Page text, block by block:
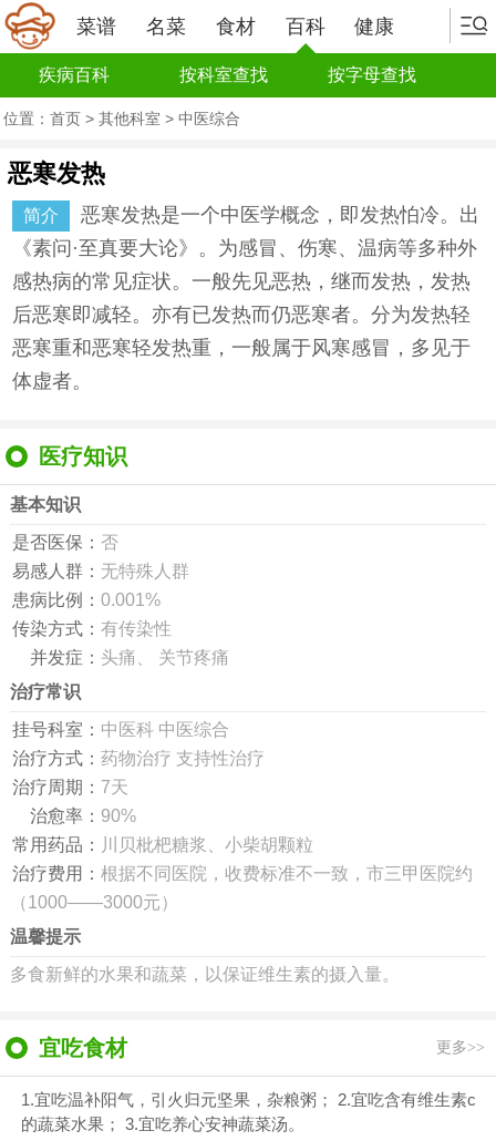
菜谱 名菜 食材 百科 健康
疾病百科 按科室查找 按字母查找
位置： 首页 > 其他科室 > 中医综合
恶寒发热
简介
恶寒发热是一个中医学概念，即发热怕冷。出
《素问·至真要大论》。为感冒、伤寒、温病等多种外
感热病的常见症状。一般先见恶热，继而发热，发热
后恶寒即减轻。亦有已发热而仍恶寒者。分为发热轻
恶寒重和恶寒轻发热重，一般属于风寒感冒，多见于
体虚者。
医疗知识
基本知识
是否医保： 否
易感人群： 无特殊人群
患病比例： 0.001%
传染方式： 有传染性
并发症： 头痛、 关节疼痛
治疗常识
挂号科室： 中医科 中医综合
治疗方式： 药物治疗 支持性治疗
治疗周期： 7天
治愈率： 90%
常用药品： 川贝枇杷糖浆、小柴胡颗粒
治疗费用： 根据不同医院，收费标准不一致，市三甲医院约
（1000——3000元）
温馨提示
多食新鲜的水果和蔬菜，以保证维生素的摄入量。
宜吃食材 更多>>
1.宜吃温补阳气，引火归元坚果，杂粮粥； 2.宜吃含有维生素c
的蔬菜水果； 3.宜吃养心安神蔬菜汤。